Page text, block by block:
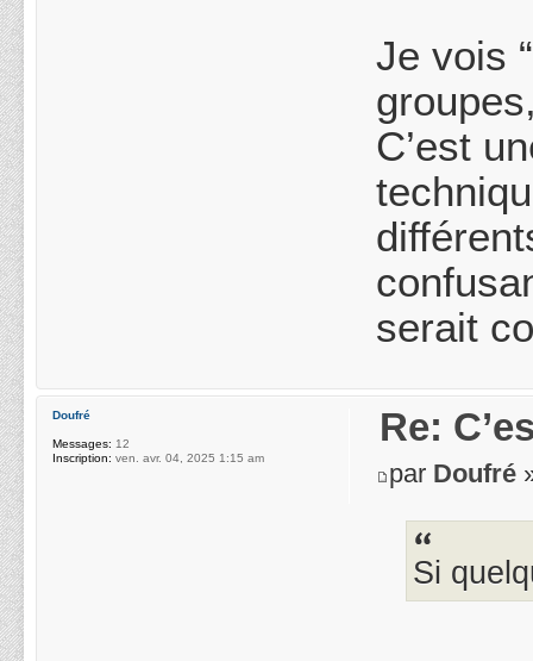
Je vois
C’est
serait
Re:
par Doufré
Si
Doufré
Messages: 12
Inscription: ven. avr. 04, 2025 1:15 am